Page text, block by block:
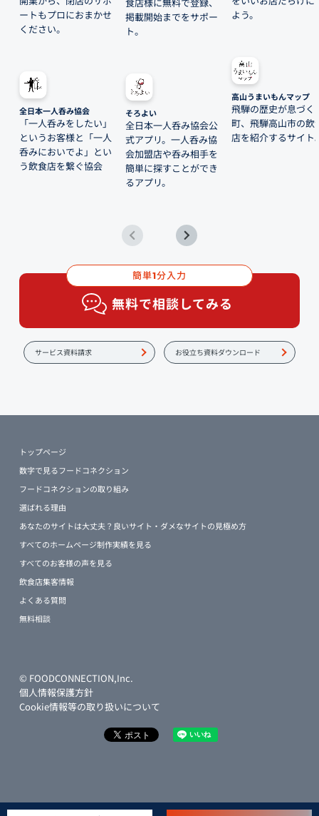
ートもプロにおまかせ
ください。
全日本一人呑み協会
「一人呑みをしたい」
というお客様と「一人
呑みにおいでよ」とい
う飲食店を繋ぐ協会
食店様に無料で登録、
掲載開始までをサポー
ト。
そろよい
全日本一人呑み協会公
式アプリ。一人呑み協
会加盟店や呑み相手を
簡単に探すことができ
るアプリ。
よう。
高山うまいもんマップ
飛騨の歴史が息づく
町、飛騨高山市の飲
店を紹介するサイト
簡単1分入力
無料で相談してみる
サービス資料請求 お役立ち資料ダウンロード
トップページ
数字で見るフードコネクション
フードコネクションの取り組み
選ばれる理由
あなたのサイトは大丈夫？良いサイト・ダメなサイトの見極め方
すべてのホームページ制作実績を見る
すべてのお客様の声を見る
飲食店集客情報
よくある質問
無料相談
© FOODCONNECTION,Inc.
個人情報保護方針
Cookie情報等の取り扱いについて